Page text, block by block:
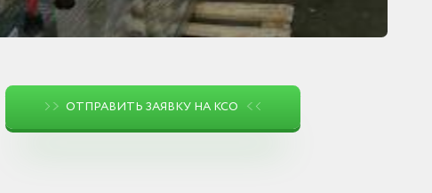
ОТПРАВИТЬ ЗАЯВКУ НА КСО